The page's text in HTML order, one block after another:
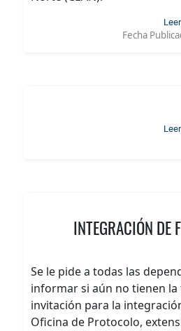
Fecha
INTEGRACIÓN DE
Se le pide a todas las
informar si aún no tienen
invitación para la
Oficina de Protocolo,